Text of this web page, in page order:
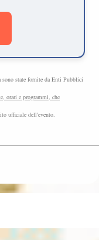
state fornite da Enti Pubblici
orari e programmi, che
ufficiale dell'evento.